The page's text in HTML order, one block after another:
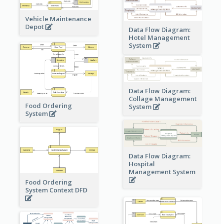
Vehicle Maintenance
Depot
Data Flow Diagram:
Hotel Management
System
Food Ordering
System
Data Flow Diagram:
Collage Management
System
Data Flow Diagram:
Hospital
Management System
Food Ordering
System Context DFD